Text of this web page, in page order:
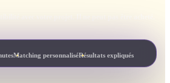
Matching personnaliséRésultats expliqués